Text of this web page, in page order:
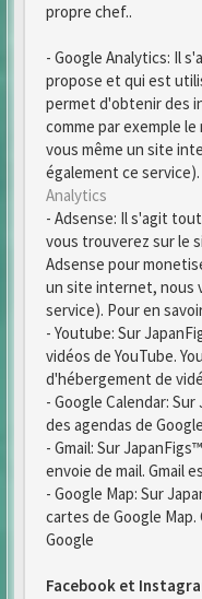
propre chef..
- Google Analytics: Il
propose et qui est
permet d'obtenir des
comme par exemple
vous même un site
également ce
Analytics
- Adsense: Il s'agit
vous trouverez sur le
Adsense pour
un site internet, nous
service). Pour en
- Youtube: Sur
vidéos de YouTube.
d'hébergement de
- Google Calendar:
des agendas de
- Gmail: Sur
envoie de mail. Gmail
- Google Map: Sur
cartes de Google
Google
Facebook et